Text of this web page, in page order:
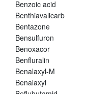
Benzoic acid
Benthiavalicarb
Bentazone
Bensulfuron
Benoxacor
Benfluralin
Benalaxyl-M
Benalaxyl